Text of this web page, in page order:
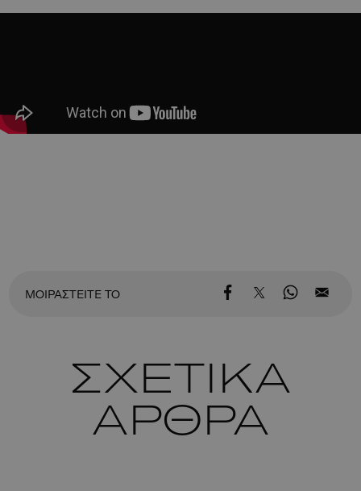
ΜΟΙΡΑΣΤΕΙΤΕ ΤΟ
ΣΧΕΤΙΚΑ
ΑΡΘΡΑ